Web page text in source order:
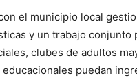
el municipio local
y un trabajo conjunto
clubes de adultos
puedan